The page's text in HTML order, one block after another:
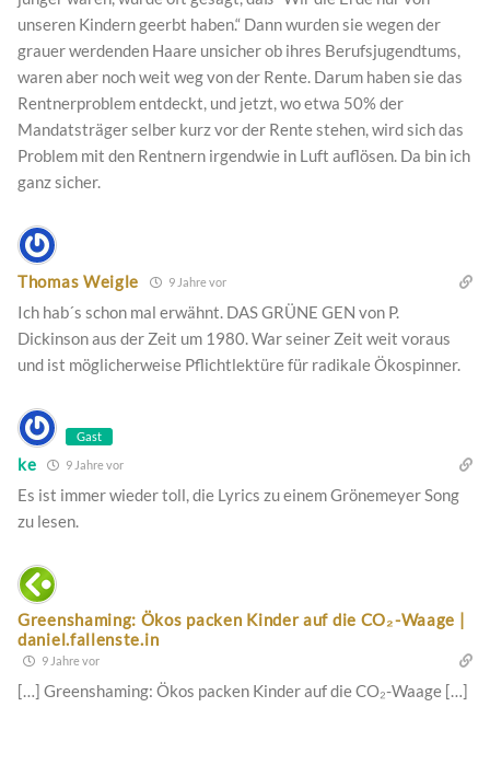
unseren Kindern geerbt haben.“ Dann wurden sie wegen der
grauer werdenden Haare unsicher ob ihres Berufsjugendtums,
waren aber noch weit weg von der Rente. Darum haben sie das
Rentnerproblem entdeckt, und jetzt, wo etwa 50% der
Mandatsträger selber kurz vor der Rente stehen, wird sich das
Problem mit den Rentnern irgendwie in Luft auflösen. Da bin ich
ganz sicher.
Thomas Weigle 9 Jahre vor
Ich hab´s schon mal erwähnt. DAS GRÜNE GEN von P.
Dickinson aus der Zeit um 1980. War seiner Zeit weit voraus
und ist möglicherweise Pflichtlektüre für radikale Ökospinner.
Gast
ke 9 Jahre vor
Es ist immer wieder toll, die Lyrics zu einem Grönemeyer Song
zu lesen.
Greenshaming: Ökos packen Kinder auf die CO₂-Waage |
daniel.fallenste.in
9 Jahre vor
[…] Greenshaming: Ökos packen Kinder auf die CO₂-Waage […]